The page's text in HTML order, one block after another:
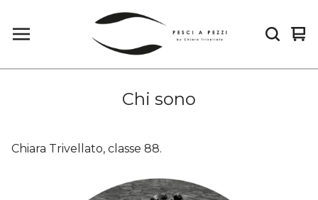
0
Chi sono
Chiara Trivellato, classe 88.